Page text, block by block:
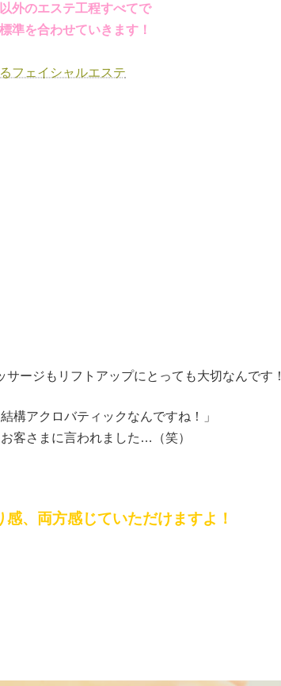
外のエステ工程すべてで
準を合わせていきます！
フェイシャルエステ
サージもリフトアップにとっても大切なんです！
結構アクロバティックなんですね！」
客さまに言われました…（笑）
、両方感じていただけますよ！